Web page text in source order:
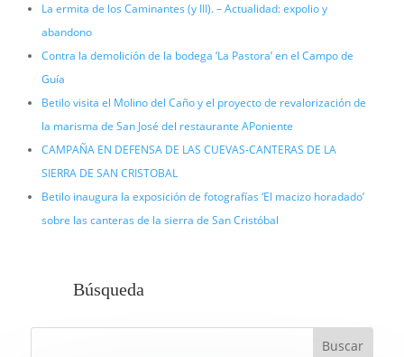
La ermita de los Caminantes (y III). – Actualidad: expolio y
abandono
Contra la demolición de la bodega ‘La Pastora’ en el Campo de
Guía
Betilo visita el Molino del Caño y el proyecto de revalorización de
la marisma de San José del restaurante APoniente
CAMPAÑA EN DEFENSA DE LAS CUEVAS-CANTERAS DE LA
SIERRA DE SAN CRISTOBAL
Betilo inaugura la exposición de fotografías ‘El macizo horadado’
sobre las canteras de la sierra de San Cristóbal
Búsqueda